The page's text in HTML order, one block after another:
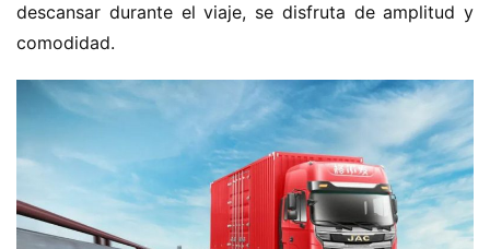
descansar durante el viaje, se disfruta de amplitud y
comodidad.